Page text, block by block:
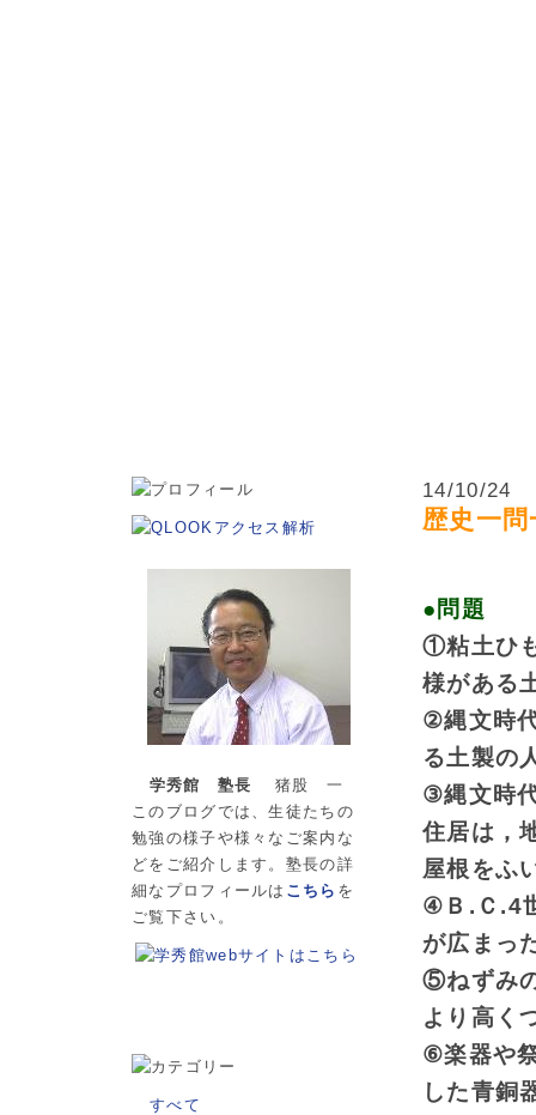
14/10/24
歴史一
●問題
①粘土ひ
様がある
②縄文時
る土製の
③縄文時
住居は，
屋根をふ
④Ｂ.Ｃ.4
が広まっ
⑤ねずみ
より高く
⑥楽器や
した青銅
学秀館 塾長 猪股 一
このブログでは、生徒たちの
勉強の様子や様々なご案内な
どをご紹介します。塾長の詳
細なプロフィールは こちら を
ご覧下さい。
すべて